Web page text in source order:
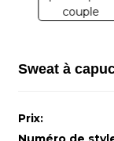
Sweat à
Prix: